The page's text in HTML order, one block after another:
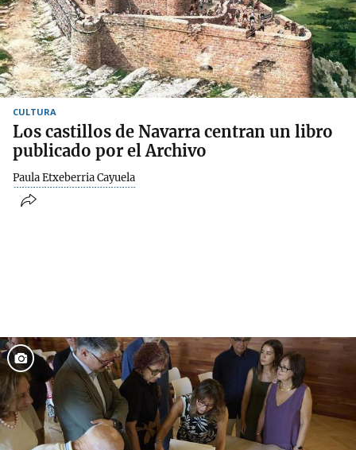
CULTURA
Los castillos de Navarra centran un libro
publicado por el Archivo
Paula Etxeberria Cayuela